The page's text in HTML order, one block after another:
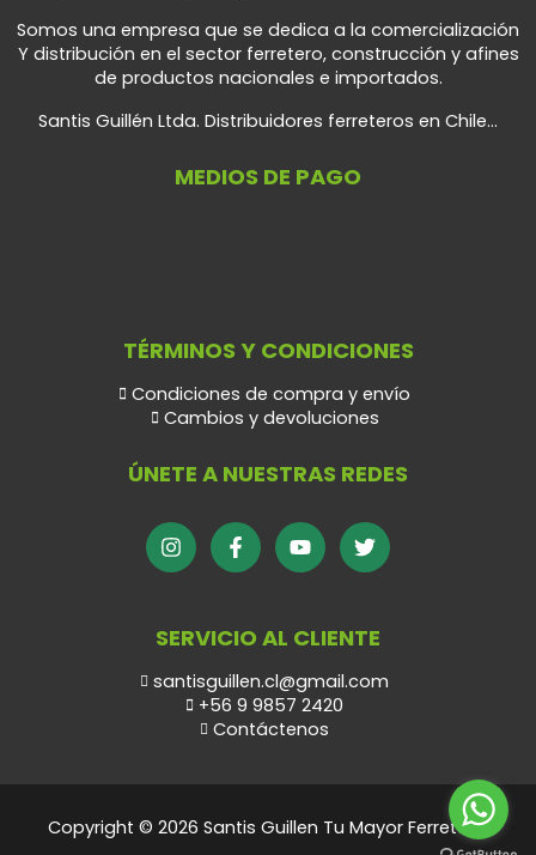
Somos una empresa que se dedica a la comercialización
Y distribución en el sector ferretero, construcción y afines
de productos nacionales e importados.
Santis Guillén Ltda. Distribuidores ferreteros en Chile...
MEDIOS DE PAGO
TÉRMINOS Y CONDICIONES
Condiciones de compra y envío
Cambios y devoluciones
ÚNETE A NUESTRAS REDES
SERVICIO AL CLIENTE
santisguillen.cl@gmail.com
+56 9 9857 2420
Contáctenos
Copyright © 2026 Santis Guillen Tu Mayor Ferretero.